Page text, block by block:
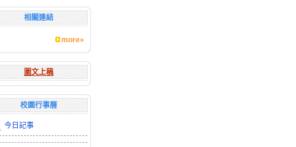
相關連結
more»
圖文上稿
校園行事曆
今日記事